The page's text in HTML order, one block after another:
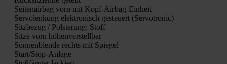
Sei­ten­air­bag vorn mit Kopf-Air­bag-Ein­heit
Ser­vo­len­kung elek­tro­nisch gesteu­ert (Ser­vo­tro­nic)
Sitz­be­zug / Pols­te­rung: Stoff
Sit­ze vorn höhen­ver­stell­bar
Son­nen­blen­de rechts mit Spie­gel
Star­t/S­top-Anla­ge